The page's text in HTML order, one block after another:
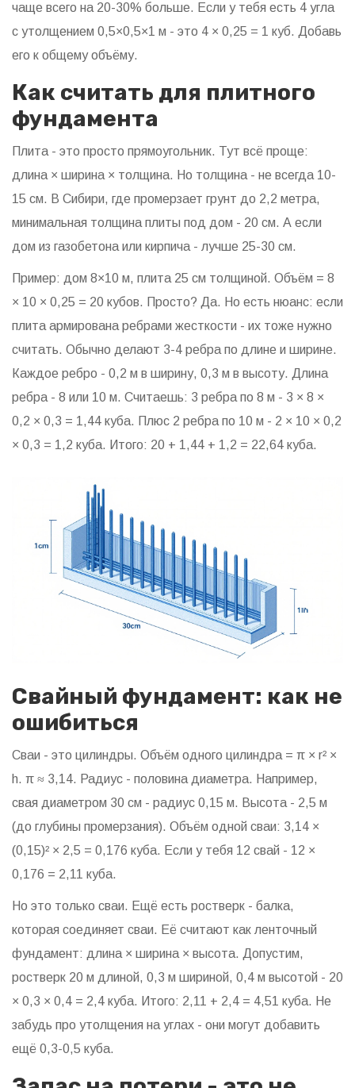
чаще всего на 20-30% больше. Если у тебя есть 4 угла
с утолщением 0,5×0,5×1 м - это 4 × 0,25 = 1 куб. Добавь
его к общему объёму.
Как считать для плитного
фундамента
Плита - это просто прямоугольник. Тут всё проще:
длина × ширина × толщина. Но толщина - не всегда 10-
15 см. В Сибири, где промерзает грунт до 2,2 метра,
минимальная толщина плиты под дом - 20 см. А если
дом из газобетона или кирпича - лучше 25-30 см.
Пример: дом 8×10 м, плита 25 см толщиной. Объём = 8
× 10 × 0,25 = 20 кубов. Просто? Да. Но есть нюанс: если
плита армирована ребрами жесткости - их тоже нужно
считать. Обычно делают 3-4 ребра по длине и ширине.
Каждое ребро - 0,2 м в ширину, 0,3 м в высоту. Длина
ребра - 8 или 10 м. Считаешь: 3 ребра по 8 м - 3 × 8 ×
0,2 × 0,3 = 1,44 куба. Плюс 2 ребра по 10 м - 2 × 10 × 0,2
× 0,3 = 1,2 куба. Итого: 20 + 1,44 + 1,2 = 22,64 куба.
Свайный фундамент: как не
ошибиться
Сваи - это цилиндры. Объём одного цилиндра = π × r² ×
h. π ≈ 3,14. Радиус - половина диаметра. Например,
свая диаметром 30 см - радиус 0,15 м. Высота - 2,5 м
(до глубины промерзания). Объём одной сваи: 3,14 ×
(0,15)² × 2,5 = 0,176 куба. Если у тебя 12 свай - 12 ×
0,176 = 2,11 куба.
Но это только сваи. Ещё есть ростверк - балка,
которая соединяет сваи. Её считают как ленточный
фундамент: длина × ширина × высота. Допустим,
ростверк 20 м длиной, 0,3 м шириной, 0,4 м высотой - 20
× 0,3 × 0,4 = 2,4 куба. Итого: 2,11 + 2,4 = 4,51 куба. Не
забудь про утолщения на углах - они могут добавить
ещё 0,3-0,5 куба.